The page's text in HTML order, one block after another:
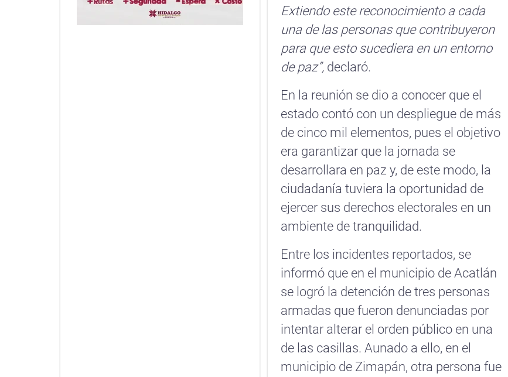
Extiendo este reconocimiento a cada
una de las personas que contribuyeron
para que esto sucediera en un entorno
de paz”,declaró.
En la reunión se dio a conocer que el
estado contó con un despliegue de más
de cinco mil elementos, pues el objetivo
era garantizar que la jornada se
desarrollara en paz y, de este modo, la
ciudadanía tuviera la oportunidad de
ejercer sus derechos electorales en un
ambiente de tranquilidad.
Entre los incidentes reportados, se
informó que en el municipio de Acatlán
se logró la detención de tres personas
armadas que fueron denunciadas por
intentar alterar el orden público en una
de las casillas. Aunado a ello, en el
municipio de Zimapán, otra persona fue